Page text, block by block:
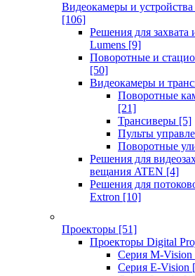
Видеокамеры и
[106]
Решения для захвата
Lumens [9]
Поворотные и
[50]
Видеокамеры и
Поворотные
[21]
Трансиверы [5]
Пульты
Поворотные
Решения для
вещания ATEN [4]
Решения для
Extron [10]
Проекторы [51]
Проекторы Digital
Серия M-Vision
Серия E-Vision